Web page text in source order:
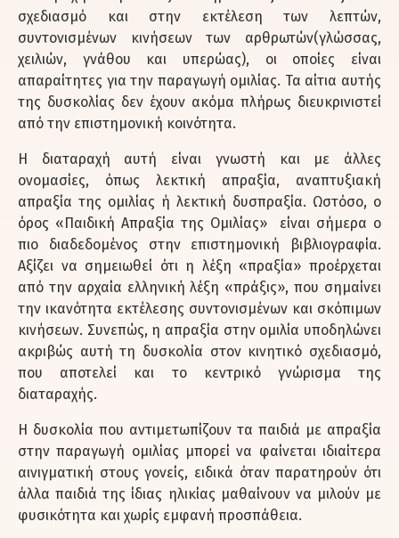
σχεδιασμό και στην εκτέλεση των λεπτών,
συντονισμένων κινήσεων των αρθρωτών(γλώσσας,
χειλιών, γνάθου και υπερώας), οι οποίες είναι
απαραίτητες για την παραγωγή ομιλίας. Τα αίτια αυτής
της δυσκολίας δεν έχουν ακόμα πλήρως διευκρινιστεί
από την επιστημονική κοινότητα.
Η διαταραχή αυτή είναι γνωστή και με άλλες
ονομασίες, όπως λεκτική απραξία, αναπτυξιακή
απραξία της ομιλίας ή λεκτική δυσπραξία. Ωστόσο, ο
όρος «Παιδική Απραξία της Ομιλίας» είναι σήμερα ο
πιο διαδεδομένος στην επιστημονική βιβλιογραφία.
Αξίζει να σημειωθεί ότι η λέξη «πραξία» προέρχεται
από την αρχαία ελληνική λέξη «πράξις», που σημαίνει
την ικανότητα εκτέλεσης συντονισμένων και σκόπιμων
κινήσεων. Συνεπώς, η απραξία στην ομιλία υποδηλώνει
ακριβώς αυτή τη δυσκολία στον κινητικό σχεδιασμό,
που αποτελεί και το κεντρικό γνώρισμα της
διαταραχής.
Η δυσκολία που αντιμετωπίζουν τα παιδιά με απραξία
στην παραγωγή ομιλίας μπορεί να φαίνεται ιδιαίτερα
αινιγματική στους γονείς, ειδικά όταν παρατηρούν ότι
άλλα παιδιά της ίδιας ηλικίας μαθαίνουν να μιλούν με
φυσικότητα και χωρίς εμφανή προσπάθεια.